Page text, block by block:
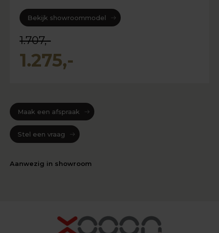
Bekijk showroommodel
1.707,-
1.275,-
Maak een afspraak
Stel een vraag
Aanwezig in showroom